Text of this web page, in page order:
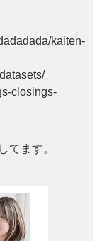
kaiten-
closings-
てます。